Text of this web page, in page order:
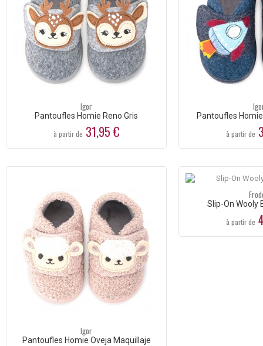
Igor
Pantoufles Homie Reno Gris
à partir de 31,95 €
Pantoufles
à partir de
Igor
Pantoufles Homie Oveja Maquillaje
Slip-On Wooly
à partir de